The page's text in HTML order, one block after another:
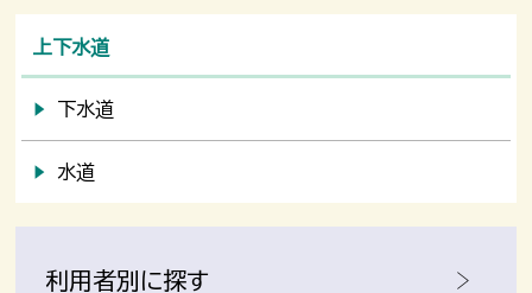
上下水道
下水道
水道
利用者別に探す